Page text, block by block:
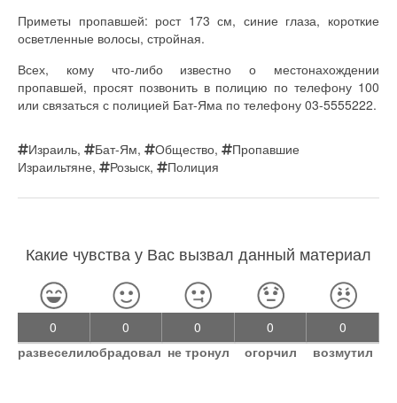
Приметы пропавшей: рост 173 см, синие глаза, короткие
осветленные волосы, стройная.
Всех, кому что-либо известно о местонахождении
пропавшей, просят позвонить в полицию по телефону 100
или связаться с полицией Бат-Яма по телефону 03-5555222.
Израиль, Бат-Ям, Общество,
Пропавшие
Израильтяне, Розыск, Полиция
Какие чувства у Вас вызвал данный материал
0
развеселил
0
обрадовал
0
не тронул
0
огорчил
0
возмутил